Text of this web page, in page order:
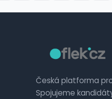
Česká platforma
Spojujeme